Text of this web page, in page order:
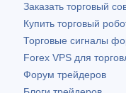
Заказать торговый
Купить торговый
Торговые сигналы
Forex VPS для
Форум трейдеров